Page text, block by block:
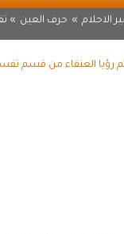
الاحلام » حرف العين »
رؤيا العنقاء من قسم